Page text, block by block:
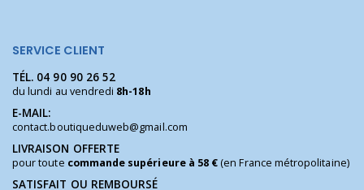
SERVICE CLIENT
TÉL. 04 90 90 26 52
du lundi au vendredi 8h-18h
E-MAIL:
contact.boutiqueduweb@gmail.com
LIVRAISON OFFERTE
pour toute commande supérieure à 58 €(en France métropolitaine)
SATISFAIT OU REMBOURSÉ